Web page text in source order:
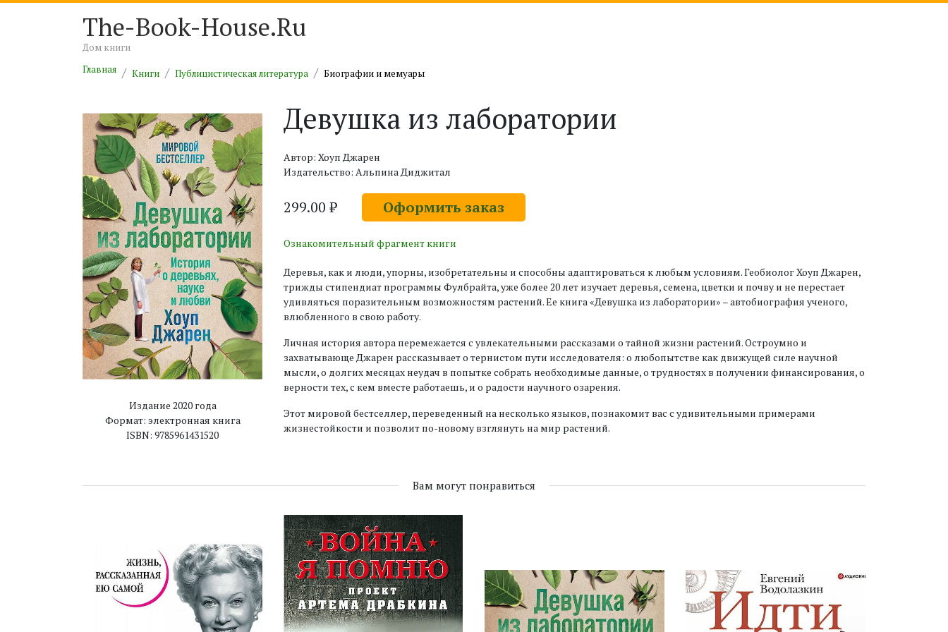
The-Book-House.Ru
Дом книги
Главная
Книги Публицистическая литература Биографии и мемуары
Издание 2020 года
Формат: электронная книга
ISBN: 9785961431520
Девушка из лаборатории
Автор: Хоуп Джарен
Издательство: Альпина Диджитал
299.00 ₽ Оформить заказ
Ознакомительный фрагмент книги
Деревья, как и люди, упорны, изобретательны и способны адаптироваться к любым условиям. Геобиолог Хоуп Джарен,
трижды стипендиат программы Фулбрайта, уже более 20 лет изучает деревья, семена, цветки и почву и не перестает
удивляться поразительным возможностям растений. Ее книга «Девушка из лаборатории» – автобиография ученого,
влюбленного в свою работу.
Личная история автора перемежается с увлекательными рассказами о тайной жизни растений. Остроумно и
захватывающе Джарен рассказывает о тернистом пути исследователя: о любопытстве как движущей силе научной
мысли, о долгих месяцах неудач в попытке собрать необходимые данные, о трудностях в получении финансирования, о
верности тех, с кем вместе работаешь, и о радости научного озарения.
Этот мировой бестселлер, переведенный на несколько языков, познакомит вас с удивительными примерами
жизнестойкости и позволит по-новому взглянуть на мир растений.
Вам могут понравиться